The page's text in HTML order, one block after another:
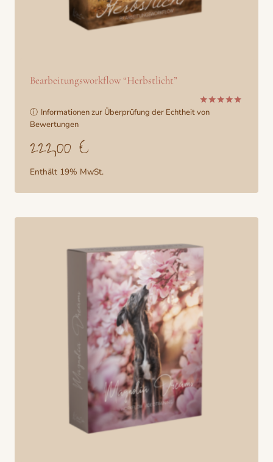
Bearbeitungsworkflow “Herbstlicht”
Bewertet
ⓘ Informationen zur Überprüfung der Echtheit von
Bewertungen
222,00 €
Enthält 19% MwSt.